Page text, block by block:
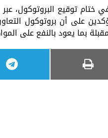
ختام توقيع البروتوكول،
على أن بروتوكول
بما يعود بالنفع على